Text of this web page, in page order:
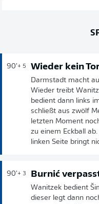
90'+ 5 Wieder kein
Darmstadt macht
Wieder treibt
bedient dann links
schließt aus zwölf
letzten Moment
zu einem Eckball
linken Seite bringt
90'+ 3 Burnić
Wanitzek bedient
dieser legt dann